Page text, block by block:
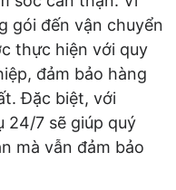
gói đến vận chuyển
thực hiện với quy
đảm bảo hàng
Đặc biệt, với
24/7 sẽ giúp quý
mà vẫn đảm bảo